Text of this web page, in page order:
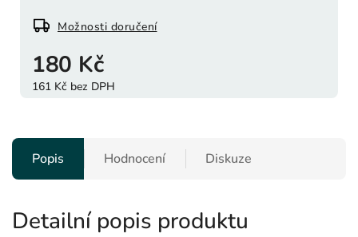
180 Kč
161 Kč bez DPH
Možnosti doručení
Popis Hodnocení Diskuze
Detailní popis produktu